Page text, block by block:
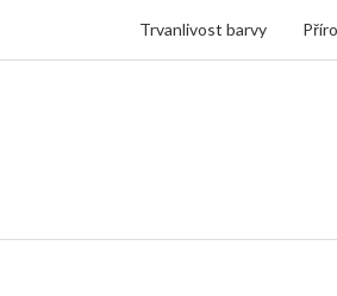
Trvanlivost barvy